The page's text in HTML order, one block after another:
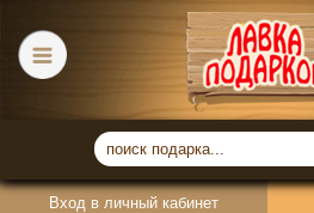
Вход в личный кабинет